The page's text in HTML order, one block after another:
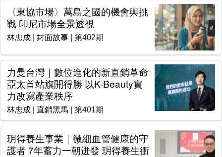
〈東協市場〉萬島之國的機會與挑
戰 印尼市場全景透視
林忠成 封面故事 | 第402期
力曼台灣｜數位進化的新直銷革命
亞太首站旗開得勝 以K-Beauty實
力改寫產業秩序
林忠成 直銷黑馬 | 第401期
玥得養生事業｜微細血管健康的守
護者 7年蓄力一朝迸發 玥得養生衝